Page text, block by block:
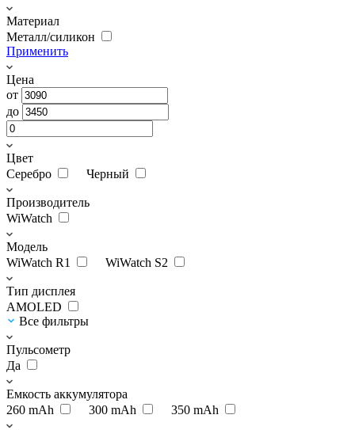
Материал
Металл/силикон
Применить
Цена
от
до
Цвет
Серебро
Черный
Производитель
WiWatch
Модель
WiWatch R1
WiWatch S2
Тип дисплея
AMOLED
Все фильтры
Пульсометр
Да
Емкость аккумулятора
260 mAh
300 mAh 350 mAh